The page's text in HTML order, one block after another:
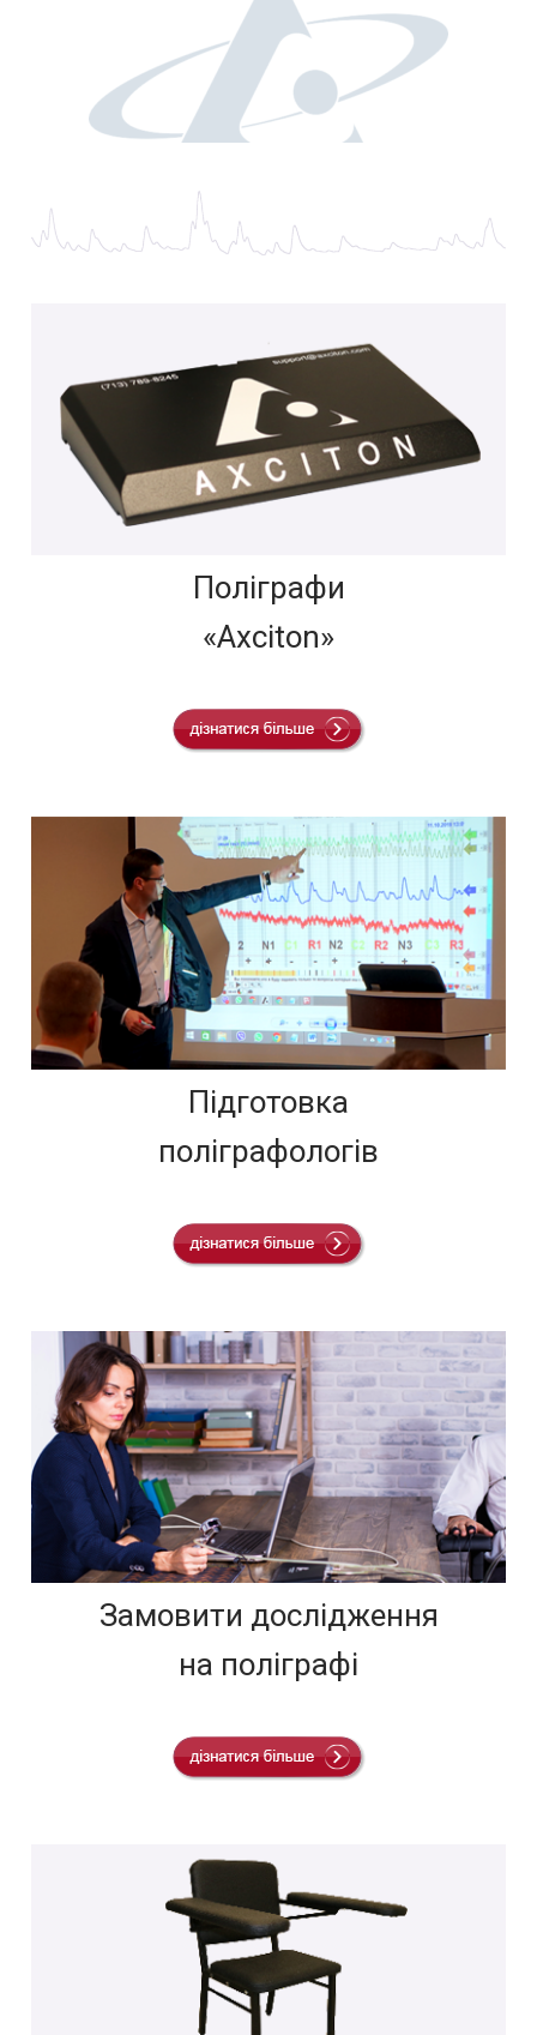
Поліграфи
«Axciton»
Підготовка
поліграфологів
Замовити дослідження
на поліграфі